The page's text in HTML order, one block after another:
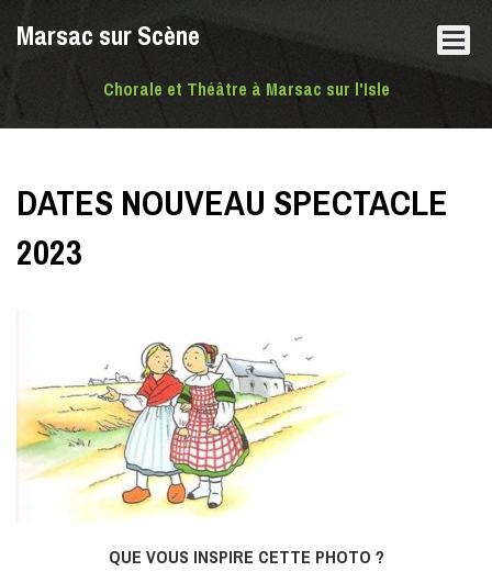
Marsac sur Scène
Chorale et Théâtre à Marsac sur l'Isle
DATES NOUVEAU SPECTACLE
2023
QUE VOUS INSPIRE CETTE PHOTO ?